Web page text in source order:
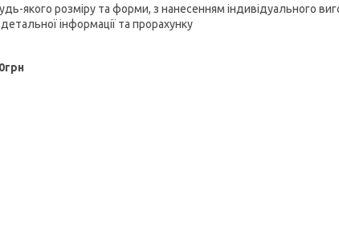
якого розміру та форми, з нанесенням індивідуального
інформації та прорахунку